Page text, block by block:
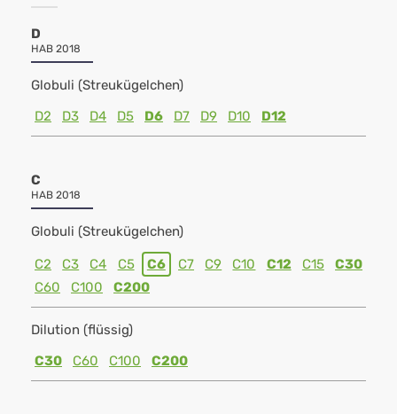
D
HAB 2018
Globuli (Streukügelchen)
D2
D3 D4 D5 D6 D7 D9 D10 D12
C
HAB 2018
Globuli (Streukügelchen)
C2 C3 C4 C5 C6 C7 C9 C10 C12 C15
C30
C60
C100 C200
Dilution (flüssig)
C30
C60 C100 C200